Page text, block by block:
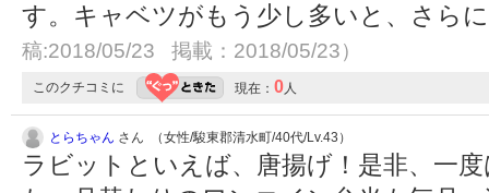
す。キャベツがもう少し多いと、さら
稿:2018/05/23 掲載：2018/05/23）
このクチコミに 現在： 0人
とらちゃん さん （女性/駿東郡清水町/40代/Lv.43）
ラビットといえば、唐揚げ！是非、一